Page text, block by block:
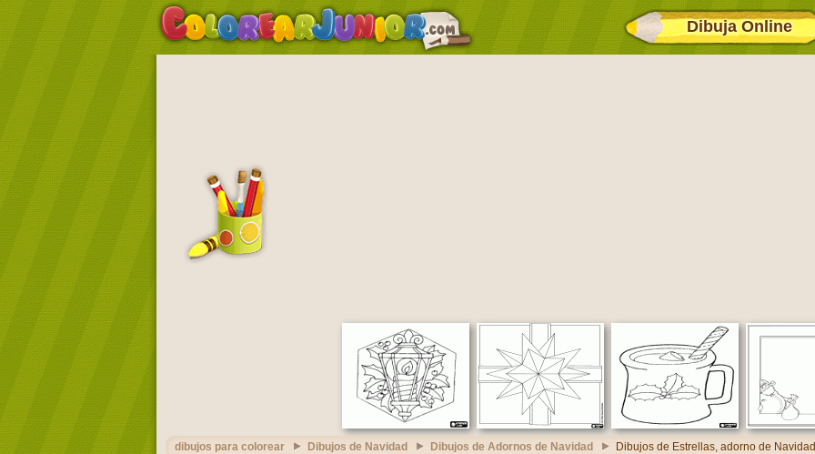
Dibuja Online
dibujos para colorear Dibujos de Navidad Dibujos de Adornos de Navidad Dibujos de Estrellas, adorno de Navidad